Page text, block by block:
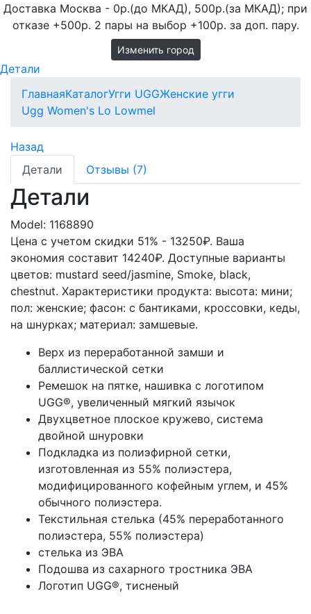
Доставка Москва - 0р.(до МКАД), 500р.(за МКАД); при
отказе +500р. 2 пары на выбор +100р. за доп. пару.
Изменить город
Детали
ГлавнаяКаталогУгги UGGЖенские угги
Ugg Women's Lo Lowmel
Назад
Детали
Отзывы (7)
Детали
Model: 1168890
Цена с учетом скидки 51% - 13250₽. Ваша
экономия составит 14240₽. Доступные варианты
цветов: mustard seed/jasmine, Smoke, black,
chestnut. Характеристики продукта: высота: мини;
пол: женские; фасон: с бантиками, кроссовки, кеды,
на шнурках; материал: замшевые.
Верх из переработанной замши и
баллистической сетки
Ремешок на пятке, нашивка с логотипом
UGG®, увеличенный мягкий язычок
Двухцветное плоское кружево, система
двойной шнуровки
Подкладка из полиэфирной сетки,
изготовленная из 55% полиэстера,
модифицированного кофейным углем, и 45%
обычного полиэстера.
Текстильная стелька (45% переработанного
полиэстера, 55% полиэстера)
стелька из ЭВА
Подошва из сахарного тростника ЭВА
Логотип UGG®, тисненый